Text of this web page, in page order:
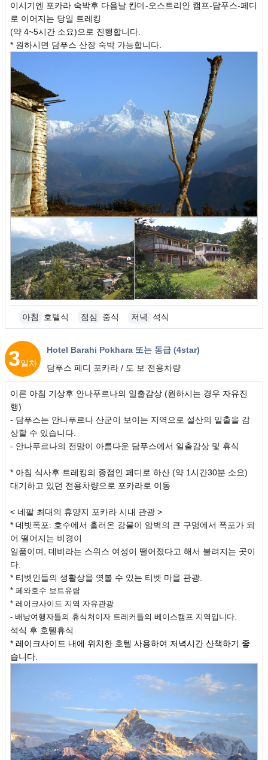
이시기엔 포카라 숙박후 다음날 칸데-오스트리안 캠프-담푸스-페디
로 이어지는 당일 트레킹
(약 4~5시간 소요)으로 진행합니다.
* 원하시면 담푸스 산장 숙박 가능합니다.
아침 호텔식 점심 중식 저녁 석식
3일차
Hotel Barahi Pokhara 또는 동급 (4star)
담푸스 페디 포카라 / 도 보 전용차량
이른 아침 기상후 안나푸르나의 일출감상 (원하시는 경우 자유진
행)
- 담푸스는 안나푸르나 산군이 보이는 지역으로 설산의 일출을 감
상할 수 있습니다.
- 안나푸르나의 전망이 아름다운 담푸스에서 일출감상 및 휴식
* 아침 식사후 트레킹의 종점인 페디로 하산 (약 1시간30분 소요)
대기하고 있던 전용차량으로 포카라로 이동
< 네팔 최대의 휴양지 포카라 시내 관광 >
* 데빗폭포: 호수에서 흘러온 강물이 암벽의 큰 구멍에서 폭포가 되
어 떨어지는 비경이
일품이며, 데비라는 스위스 여성이 떨어졌다고 해서 불려지는 곳이
다.
* 티벳인들의 생활상을 엿볼 수 있는 티벳 마을 관광.
* 페와호수 보트유람
* 레이크사이드 지역 자유관광
- 배낭여행자들의 휴식처이자 트레커들의 베이스캠프 지역입니다.
석식 후 호텔휴식
* 레이크사이드 내에 위치한 호텔 사용하여 저녁시간 산책하기 좋
습니다.